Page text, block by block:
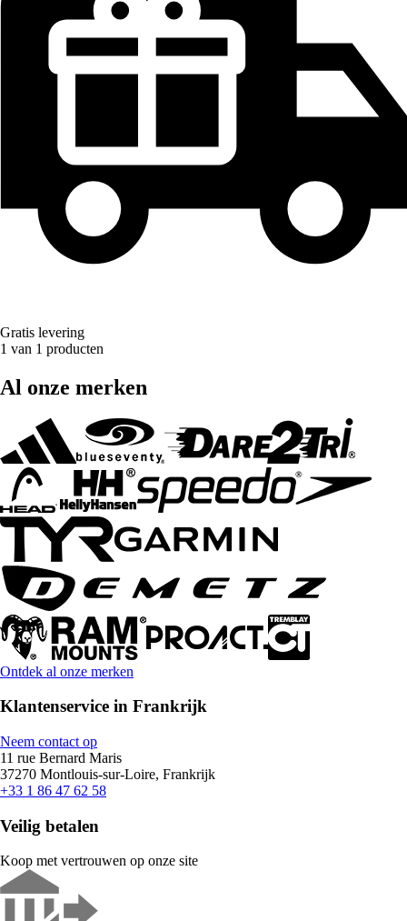
Gratis levering
1 van 1 producten
Al onze merken
Ontdek al onze merken
Klantenservice in Frankrijk
Neem contact op
11 rue Bernard Maris
37270 Montlouis-sur-Loire, Frankrijk
+33 1 86 47 62 58
Veilig betalen
Koop met vertrouwen op onze site